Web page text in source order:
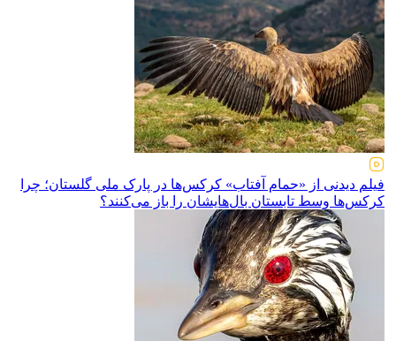
فیلم دیدنی از «حمام آفتاب» کرکس‌ها در پارک ملی گلستان؛ چرا
کرکس‌ها وسط تابستان بال‌هایشان را باز می‌کنند؟